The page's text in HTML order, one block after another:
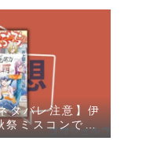
タバレ注意】伊
祭ミスコンで千
かれる